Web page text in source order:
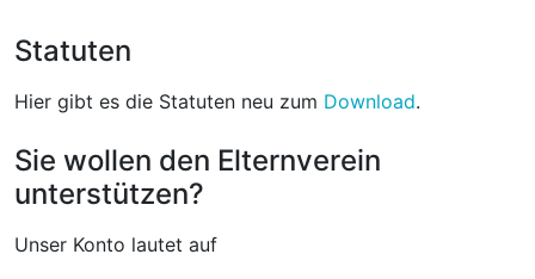
Statuten
Hier gibt es die Statuten neu zum Download.
Sie wollen den Elternverein
unterstützen?
Unser Konto lautet auf